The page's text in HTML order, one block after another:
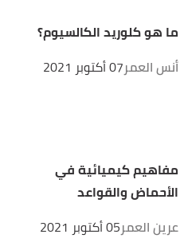
ما هو كلوريد الكالسيوم؟
أنس العمر07 أكتوبر 2021
مفاهيم كيميائية في
الأحماض والقواعد
عرين العمر05 أكتوبر 2021